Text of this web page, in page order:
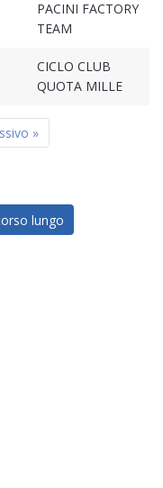
PACINI FACTORY
TEAM
CICLO CLUB
QUOTA MILLE
»
lungo